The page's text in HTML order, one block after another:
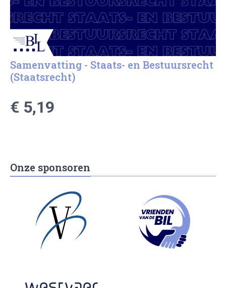
Samenvatting - Staats- en Bestuursrecht
(Staatsrecht)
€ 5,19
Onze sponsoren